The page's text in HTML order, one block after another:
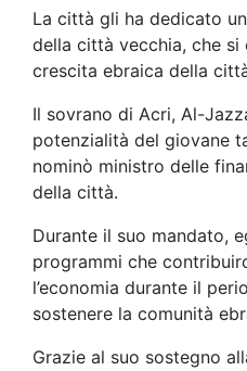
La città gli ha dedicato
della città vecchia, che si
crescita ebraica della
Il sovrano di Acri, Al-
potenzialità del giovane
nominò ministro delle
della città.
Durante il suo mandato,
programmi che
l’economia durante il
sostenere la comunità
Grazie al suo sostegno